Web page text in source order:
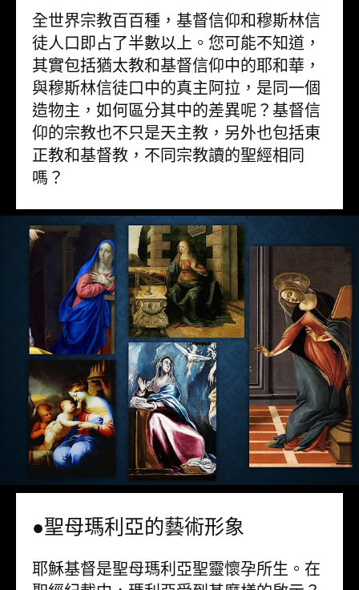
全世界宗教百百種，基督信仰和穆斯林信
徒人口即占了半數以上。您可能不知道，
其實包括猶太教和基督信仰中的耶和華，
與穆斯林信徒口中的真主阿拉，是同一個
造物主，如何區分其中的差異呢？基督信
仰的宗教也不只是天主教，另外也包括東
正教和基督教，不同宗教讀的聖經相同
嗎？
●聖母瑪利亞的藝術形象
耶穌基督是聖母瑪利亞聖靈懷孕所生。在